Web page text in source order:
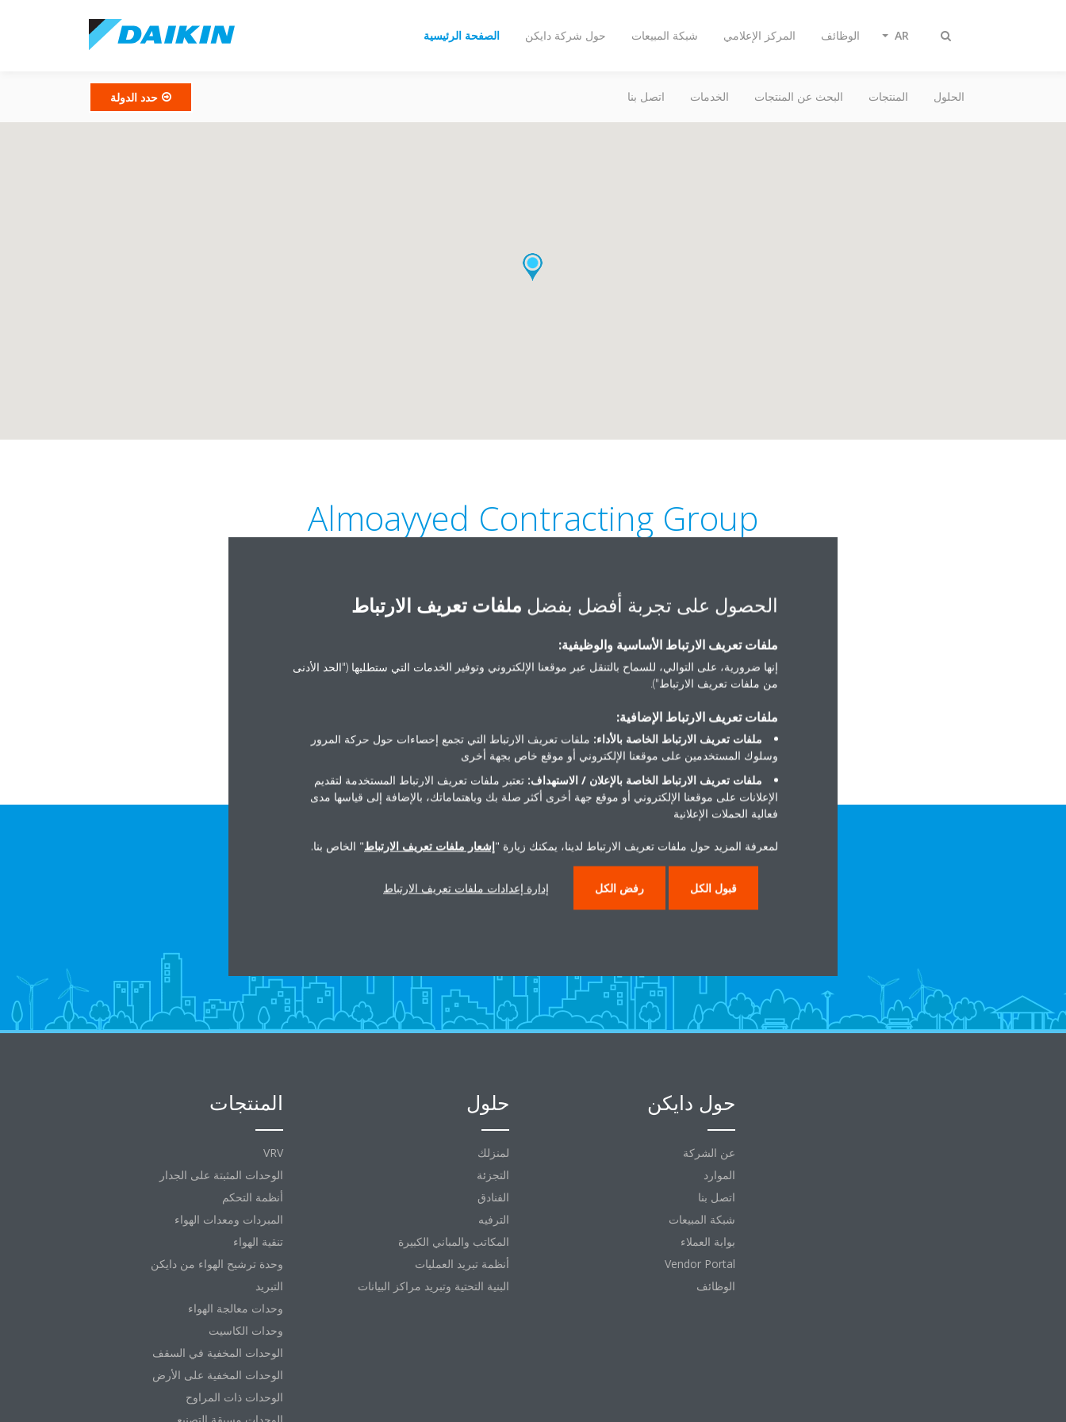
تبديل
الصفحة الرئيسية حول شركة دايكن شبكة المبيعات المركز الإعلامي الوظائف AR
الحلول المنتجات البحث عن المنتجات الخدمات اتصل بنا حدد الدولة
Almoayyed Contracting Group
Flat no: 21 Building: 500 Road: 84 Block: 407
Tashan PO Box 32232
هل تريد مساعدة؟
المنتجات
VRV
الوحدات المثبتة على الجدار
أنظمة التحكم
المبردات ومعدات الهواء
تنقية الهواء
وحدة ترشيح الهواء من دايكن
التبريد
وحدات معالجة الهواء
وحدات الكاسيت
الوحدات المخفية في السقف
الوحدات المخفية على الأرض
الوحدات ذات المراوح
حلول
لمنزلك
التجزئة
الفنادق
الترفيه
المكاتب والمباني الكبيرة
أنظمة تبريد العمليات
البنية التحتية وتبريد مراكز البيانات
حول دايكن
عن الشركة
الموارد
اتصل بنا
شبكة المبيعات
بوابة العملاء
Vendor Portal
الوظائف
الحصول على تجربة أفضل بفضل ملفات تعريف الارتباط
ملفات تعريف الارتباط الأساسية والوظيفية:
إنها ضرورية، على التوالي، للسماح بالتنقل عبر موقعنا الإلكتروني وتوفير الخدمات التي ستطلبها ("الحد الأدنى
من ملفات تعريف الارتباط").
ملفات تعريف الارتباط الإضافية:
ملفات تعريف الارتباط الخاصة بالأداء: ملفات تعريف الارتباط التي تجمع إحصاءات حول حركة المرور
وسلوك المستخدمين على موقعنا الإلكتروني أو موقع خاص بجهة أخرى
ملفات تعريف الارتباط الخاصة بالإعلان / الاستهداف: تعتبر ملفات تعريف الارتباط المستخدمة لتقديم
الإعلانات على موقعنا الإلكتروني أو موقع جهة أخرى أكثر صلة بك وباهتماماتك، بالإضافة إلى قياسها مدى
فعالية الحملات الإعلانية
لمعرفة المزيد حول ملفات تعريف الارتباط لدينا، يمكنك زيارة "إشعار ملفات تعريف الارتباط" الخاص بنا.
قبول الكل رفض الكل إدارة إعدادات ملفات تعريف الارتباط